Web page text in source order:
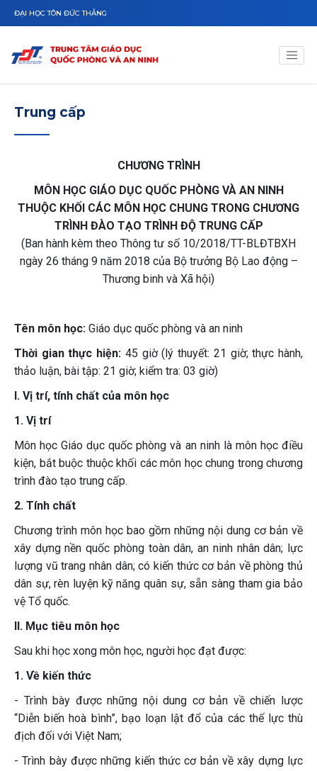
Nhảy đến nội dung
ĐẠI HỌC TÔN ĐỨC THẮNG
Trung cấp
CHƯƠNG TRÌNH
MÔN HỌC GIÁO DỤC QUỐC PHÒNG VÀ AN NINH
THUỘC KHỐI CÁC MÔN HỌC CHUNG TRONG CHƯƠNG
TRÌNH ĐÀO TẠO TRÌNH ĐỘ TRUNG CẤP
(Ban hành kèm theo Thông tư số 10/2018/TT-BLĐTBXH
ngày 26 tháng 9 năm 2018 của Bộ trưởng Bộ Lao động –
Thương binh và Xã hội)
Tên môn học: Giáo dục quốc phòng và an ninh
Thời gian thực hiện: 45 giờ (lý thuyết: 21 giờ; thực hành,
thảo luận, bài tập: 21 giờ; kiểm tra: 03 giờ)
I. Vị trí, tính chất của môn học
1. Vị trí
Môn học Giáo dục quốc phòng và an ninh là môn học điều
kiện, bắt buộc thuộc khối các môn học chung trong chương
trình đào tạo trung cấp.
2. Tính chất
Chương trình môn học bao gồm những nội dung cơ bản về
xây dựng nền quốc phòng toàn dân, an ninh nhân dân; lực
lượng vũ trang nhân dân; có kiến thức cơ bản về phòng thủ
dân sự, rèn luyện kỹ năng quân sự, sẵn sàng tham gia bảo
vệ Tổ quốc.
II. Mục tiêu môn học
Sau khi học xong môn học, người học đạt được:
1. Về kiến thức
- Trình bày được những nội dung cơ bản về chiến lược
“Diễn biến hoà bình”, bạo loạn lật đổ của các thế lực thù
địch đối với Việt Nam;
- Trình bày được những kiến thức cơ bản về xây dựng lực